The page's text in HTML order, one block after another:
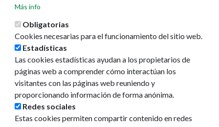
Ayuntamiento de Pamplona
Plaza Consistorial, s/n
31001 - Pamplona
948 420 100
pamplona@pamplona.es
Más info
Obligatorias
Cookies necesarias para el funcionamiento del sitio web.
Estadísticas
Las cookies estadísticas ayudan a los propietarios de
páginas web a comprender cómo interactúan los
visitantes con las páginas web reuniendo y
proporcionando información de forma anónima.
Redes sociales
Estas cookies permiten compartir contenido en redes